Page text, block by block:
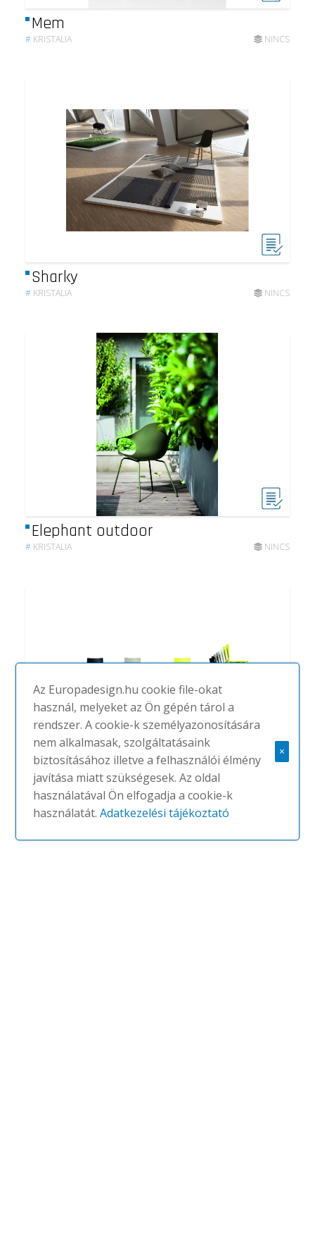
Mem
# KRISTALIA NINCS
Sharky
# KRISTALIA NINCS
Elephant outdoor
# KRISTALIA NINCS
Plana
KRISTALIA
Az Europadesign.hu cookie file-okat
használ, melyeket az Ön gépén tárol a
rendszer. A cookie-k személyazonosítására
nem alkalmasak, szolgáltatásaink
biztosításához illetve a felhasználói élmény
javítása miatt szükségesek. Az oldal
használatával Ön elfogadja a cookie-k
használatát.Adatkezelési tájékoztató
×